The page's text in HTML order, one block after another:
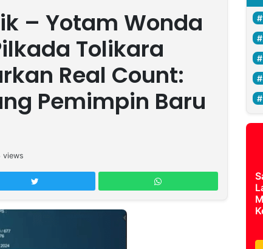
– Yotam Wonda
Tolikara
Real Count:
Pemimpin Baru
views